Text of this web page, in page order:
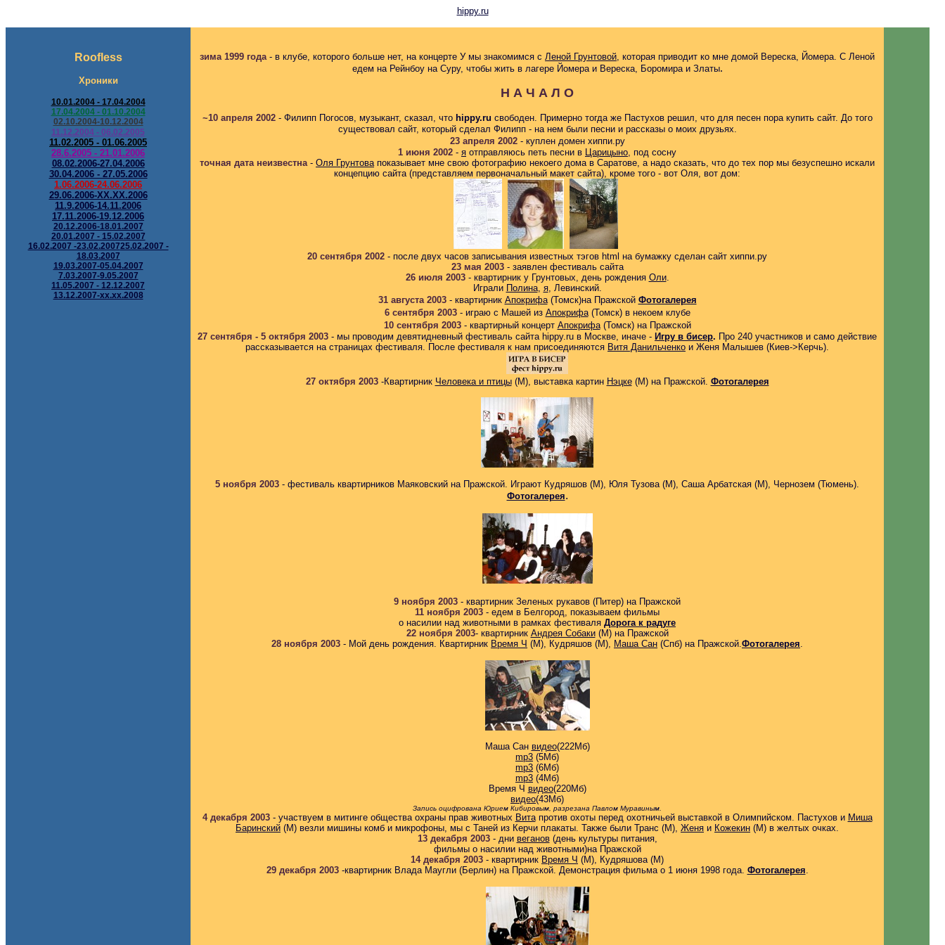
hippy.ru
Roofless
Хроники
10.01.2004 - 17.04.2004
17.04.2004 - 01.10.2004
02.10.2004-10.12.2004
11.12.2004 - 06.02.2005
11.02.2005 - 01.06.2005
28.6.2005 - 21.01.2006
08.02.2006-27.04.2006
30.04.2006 - 27.05.2006
1.06.2006-24.06.2006
29.06.2006-ХХ.ХХ.2006
11.9.2006-14.11.2006
17.11.2006-19.12.2006
20.12.2006-18.01.2007
20.01.2007 - 15.02.2007
16.02.2007 -23.02.200725.02.2007 -
18.03.2007
19.03.2007-05.04.2007
7.03.2007-9.05.2007
11.05.2007 - 12.12.2007
13.12.2007-xx.xx.2008
зима 1999 года - в клубе, которого больше нет, на концерте У мы знакомимся с Леной Грунтовой, которая приводит ко мне домой Вереска, Йомера. С Леной
едем на Рейнбоу на Суру, чтобы жить в лагере Йомера и Вереска, Боромира и Златы.
Н А Ч А Л О
~10 апреля 2002 - Филипп Погосов, музыкант, сказал, что hippy.ru свободен. Примерно тогда же Пастухов решил, что для песен пора купить сайт. До того
существовал сайт, который сделал Филипп - на нем были песни и рассказы о моих друзьях.
23 апреля 2002 - куплен домен хиппи.ру
1 июня 2002 - я отправляюсь петь песни в Царицыно, под сосну
точная дата неизвестна- Оля Грунтовапоказывает мне свою фотографию некоего дома в Саратове, а надо сказать, что до тех пор мы безуспешно искали
концепцию сайта (представляем первоначальный макет сайта), кроме того - вот Оля, вот дом:
20 сентября 2002 - после двух часов записывания известных тэгов html на бумажку сделан сайт хиппи.ру
23 мая 2003- заявлен фестиваль сайта
26 июля 2003- квартирник у Грунтовых, день рождения Оли.
Играли Полина, я, Левинский.
31 августа 2003- квартирник Апокрифа(Томск)на Пражской Фотогалерея
6 сентября 2003- играю с Машей из Апокрифа (Томск) в некоем клубе
10 сентября 2003- квартирный концерт Апокрифа (Томск) на Пражской
27 сентября - 5 октября 2003 - мы проводим девятидневный фестиваль сайта hippy.ru в Москве, иначе - Игру в бисер. Про 240 участников и само действие
рассказывается на страницах фестиваля. После фестиваля к нам присоединяются Витя Данильченко и Женя Малышев (Киев->Керчь).
27 октября 2003 -Квартирник Человека и птицы(М), выставка картин Нэцке(М) на Пражской. Фотогалерея
5 ноября 2003 - фестиваль квартирников Маяковский на Пражской. Играют Кудряшов (М), Юля Тузова (М), Саша Арбатская (М), Чернозем (Тюмень).
Фотогалерея.
9 ноября 2003 - квартирник Зеленых рукавов (Питер) на Пражской
11 ноября 2003 - едем в Белгород, показываем фильмы
о насилии над животными в рамках фестиваля Дорога к радуге
22 ноября 2003- квартирник Андрея Собаки (М)на Пражской
28 ноября 2003 - Мой день рождения. Квартирник Время Ч (М), Кудряшов (М), Маша Сан (Спб) на Пражской.Фотогалерея.
Маша Сан видео(222Мб)
mp3 (5Мб)
mp3 (6Мб)
mp3 (4Мб)
Время Ч видео(220Мб)
видео(43Мб)
Запись оцифрована Юрием Кибировым, разрезана Павлом Муравиным.
4 декабря 2003- участвуем в митинге общества охраны прав животных Витапротив охоты перед охотничьей выставкой в Олимпийском. Пастухов и Миша
Баринский (М) везли мишины комб и микрофоны, мы с Таней из Керчи плакаты. Также были Транс (М), Женя и Кожекин (М) в желтых очках.
13 декабря 2003 - дни веганов(день культуры питания,
фильмы о насилии над животными)на Пражской
14 декабря 2003 - квартирник Время Ч (М), Кудряшова (М)
29 декабря 2003-квартирник Влада Маугли(Берлин) на Пражской. Демонстрация фильма о 1 июня 1998 года. Фотогалерея.